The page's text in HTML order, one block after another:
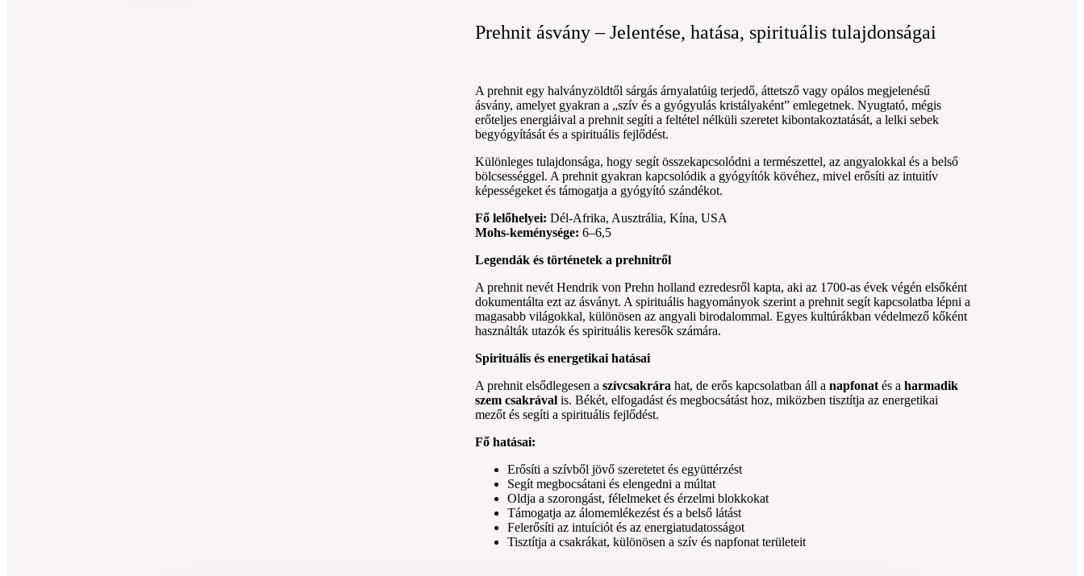
Prehnit ásvány – Jelentése, hatása, spirituális tulajdonságai
A prehnit egy halványzöldtől sárgás árnyalatúig terjedő, áttetsző vagy opálos megjelenésű
ásvány, amelyet gyakran a „szív és a gyógyulás kristályaként” emlegetnek. Nyugtató, mégis
erőteljes energiáival a prehnit segíti a feltétel nélküli szeretet kibontakoztatását, a lelki sebek
begyógyítását és a spirituális fejlődést.
Különleges tulajdonsága, hogy segít összekapcsolódni a természettel, az angyalokkal és a belső
bölcsességgel. A prehnit gyakran kapcsolódik a gyógyítók kövéhez, mivel erősíti az intuitív
képességeket és támogatja a gyógyító szándékot.
Fő lelőhelyei: Dél-Afrika, Ausztrália, Kína, USA
Mohs-keménysége: 6–6,5
Legendák és történetek a prehnitről
A prehnit nevét Hendrik von Prehn holland ezredesről kapta, aki az 1700-as évek végén elsőként
dokumentálta ezt az ásványt. A spirituális hagyományok szerint a prehnit segít kapcsolatba lépni a
magasabb világokkal, különösen az angyali birodalommal. Egyes kultúrákban védelmező kőként
használták utazók és spirituális keresők számára.
Spirituális és energetikai hatásai
A prehnit elsődlegesen aszívcsakrára hat, de erős kapcsolatban áll anapfonat és aharmadik
szem csakrával is. Békét, elfogadást és megbocsátást hoz, miközben tisztítja az energetikai
mezőt és segíti a spirituális fejlődést.
Fő hatásai:
Erősíti a szívből jövő szeretetet és együttérzést
Segít megbocsátani és elengedni a múltat
Oldja a szorongást, félelmeket és érzelmi blokkokat
Támogatja az álomemlékezést és a belső látást
Felerősíti az intuíciót és az energiatudatosságot
Tisztítja a csakrákat, különösen a szív és napfonat területeit